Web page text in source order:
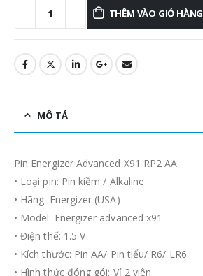
THÊM VÀO GIỎ HÀNG
MÔ TẢ
Pin Energizer Advanced X91 RP2 AA
• Loại pin: Pin kiềm / Alkaline
• Hãng: Energizer (USA)
• Model: Energizer advanced x91
• Điện thế: 1.5 V
• Kích thước: Pin AA/ Pin tiểu/ R6/ LR6
• Hình thức đóng gói: Vỉ 2 viên